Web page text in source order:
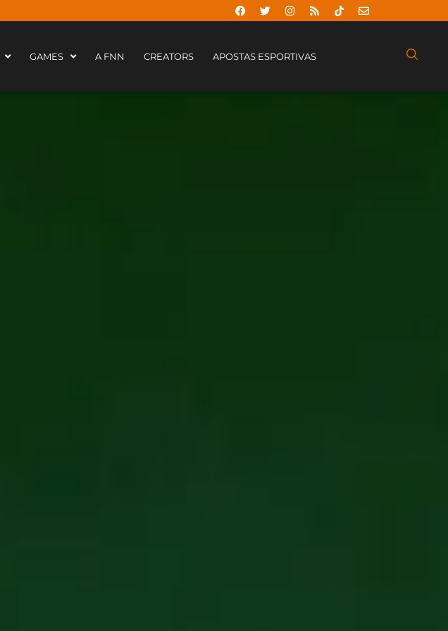
GAMES A FNN CREATORS APOSTAS ESPORTIVAS